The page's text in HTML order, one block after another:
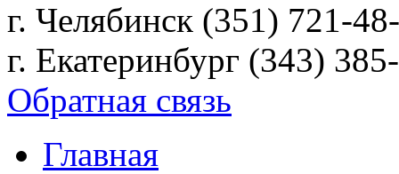
г. Челябинск (351) 721-
г. Екатеринбург (343)
Обратная связь
Главная